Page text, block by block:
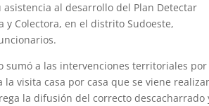
al desarrollo del Plan Detectar
y Colectora, en el distrito Sudoeste,
sumó a las intervenciones territoriales por
visita casa por casa que se viene
la difusión del correcto descacharrado